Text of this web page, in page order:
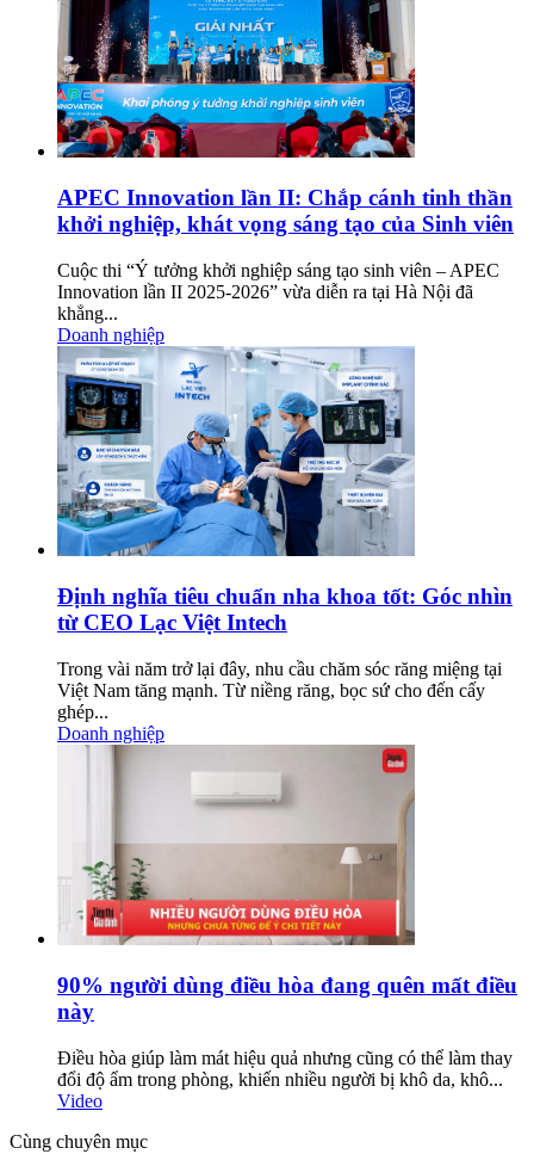
APEC Innovation lần II: Chắp cánh tinh thần
khởi nghiệp, khát vọng sáng tạo của Sinh viên
Cuộc thi “Ý tưởng khởi nghiệp sáng tạo sinh viên – APEC
Innovation lần II 2025-2026” vừa diễn ra tại Hà Nội đã
khẳng...
Doanh nghiệp
Định nghĩa tiêu chuẩn nha khoa tốt: Góc nhìn
từ CEO Lạc Việt Intech
Trong vài năm trở lại đây, nhu cầu chăm sóc răng miệng tại
Việt Nam tăng mạnh. Từ niềng răng, bọc sứ cho đến cấy
ghép...
Doanh nghiệp
90% người dùng điều hòa đang quên mất điều
này
Điều hòa giúp làm mát hiệu quả nhưng cũng có thể làm thay
đổi độ ẩm trong phòng, khiến nhiều người bị khô da, khô...
Video
Cùng chuyên mục